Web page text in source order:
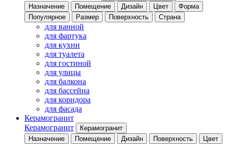
Назначение
Помещение Дизайн Цвет
Форма
Популярное
Размер Поверхность Страна
для ванной
для фартука
для кухни
для туалета
для гостиной
для улицы
для балкона
для бассейна
для коридора
для фасада
Керамогранит
Керамогранит
Керамогранит
Назначение
Помещение Дизайн Поверхность
Цвет